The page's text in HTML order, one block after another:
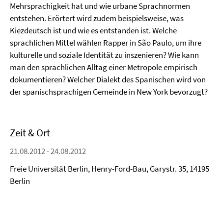
Mehrsprachigkeit hat und wie urbane Sprachnormen
entstehen. Erörtert wird zudem beispielsweise, was
Kiezdeutsch ist und wie es entstanden ist. Welche
sprachlichen Mittel wählen Rapper in São Paulo, um ihre
kulturelle und soziale Identität zu inszenieren? Wie kann
man den sprachlichen Alltag einer Metropole empirisch
dokumentieren? Welcher Dialekt des Spanischen wird von
der spanischsprachigen Gemeinde in New York bevorzugt?
Zeit & Ort
21.08.2012 - 24.08.2012
Freie Universität Berlin, Henry-Ford-Bau, Garystr. 35, 14195
Berlin